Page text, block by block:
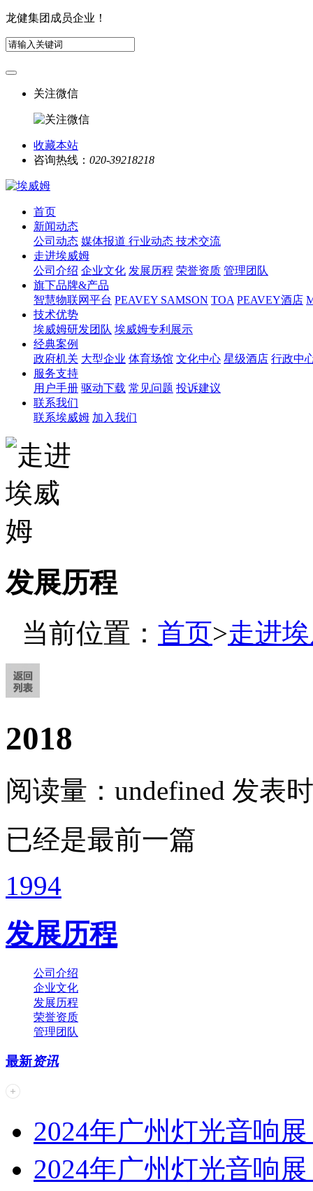
龙健集团成员企业！
关注微信
收藏本站
咨询热线： 020-39218218
首页
新闻动态
公司动态 媒体报道 行业动态 技术交流
走进埃威姆
公司介绍 企业文化 发展历程 荣誉资质 管理团队
旗下品牌&产品
智慧物联网平台 PEAVEY SAMSON TOA PEAVEY酒店
技术优势
埃威姆研发团队 埃威姆专利展示
经典案例
政府机关 大型企业 体育场馆 文化中心 星级酒店 行政中
服务支持
用户手册 驱动下载 常见问题 投诉建议
联系我们
联系埃威姆 加入我们
发展历程
当前位置： 首页>走进
2018
阅读量： undefined 发表
已经是最前一篇
1994
发展历程
公司介绍
企业文化
发展历程
荣誉资质
管理团队
最新资讯
2024年广州灯光音响展
2024年广州灯光音响展